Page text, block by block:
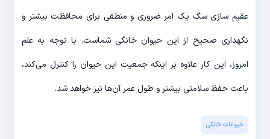
عقیم سازی سگ یک امر ضروری و منطقی برای محافظت بیشتر و
نگهداری صحیح از این حیوان خانگی شماست. با توجه به علم
امروز، این کار علاوه بر اینکه جمعیت این حیوان را کنترل می‌کند،
باعث حفظ سلامتی بیشتر و طول عمر آن‌ها نیز خواهد شد.
حیوانات خانگی